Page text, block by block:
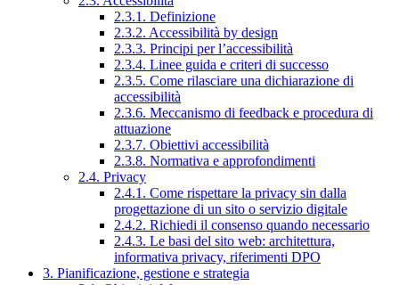
2.3.1. Definizione
2.3.2. Accessibilità by design
2.3.3. Principi per l’accessibilità
2.3.4. Linee guida e criteri di successo
2.3.5. Come rilasciare una dichiarazione di
accessibilità
2.3.6. Meccanismo di feedback e procedura di
attuazione
2.3.7. Obiettivi accessibilità
2.3.8. Normativa e approfondimenti
2.4. Privacy
2.4.1. Come rispettare la privacy sin dalla
progettazione di un sito o servizio digitale
2.4.2. Richiedi il consenso quando necessario
2.4.3. Le basi del sito web: architettura,
informativa privacy, riferimenti DPO
3. Pianificazione, gestione e strategia